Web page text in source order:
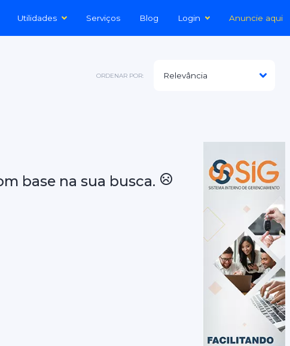
Utilidades Serviços Blog Login Anuncie aqui
ORDENAR POR:
base na sua busca.